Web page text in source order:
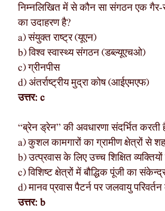
निम्नलिखित में से कौन सा संगठन एक
का उदाहरण है?
a) संयुक्त राष्ट्र (यूएन)
b) विश्व स्वास्थ्य संगठन (डब्ल्यूएचओ)
c) ग्रीनपीस
d) अंतर्राष्ट्रीय मुद्रा कोष (आईएमएफ)
उत्तर: c
“ब्रेन ड्रेन” की अवधारणा संदर्भित करती
a) कुशल कामगारों का ग्रामीण क्षेत्रों से
b) उत्प्रवास के लिए उच्च शिक्षित
c) विशिष्ट क्षेत्रों में बौद्धिक पूंजी का
d) मानव प्रवास पैटर्न पर जलवायु
उत्तर: b